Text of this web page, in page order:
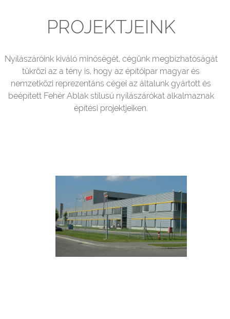
PROJEKTJEINK
Nyílászáróink kiváló minőségét, cégünk megbízhatóságát
tükrözi az a tény is, hogy az építőipar magyar és
nemzetközi reprezentáns cégei az általunk gyártott és
beépített Fehér Ablak stílusú nyílászárókat alkalmaznak
építési projektjeiken.